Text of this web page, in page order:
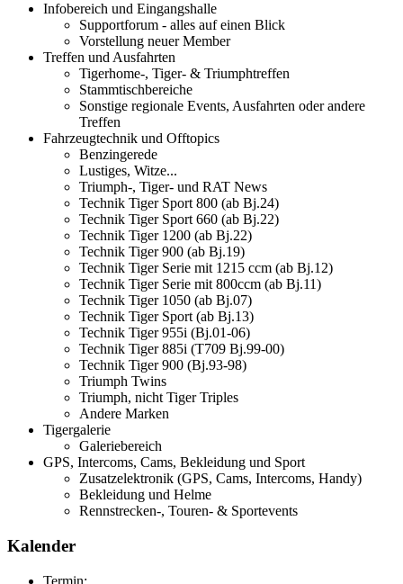
Infobereich und Eingangshalle
Supportforum - alles auf einen Blick
Vorstellung neuer Member
Treffen und Ausfahrten
Tigerhome-, Tiger- & Triumphtreffen
Stammtischbereiche
Sonstige regionale Events, Ausfahrten oder andere
Treffen
Fahrzeugtechnik und Offtopics
Benzingerede
Lustiges, Witze...
Triumph-, Tiger- und RAT News
Technik Tiger Sport 800 (ab Bj.24)
Technik Tiger Sport 660 (ab Bj.22)
Technik Tiger 1200 (ab Bj.22)
Technik Tiger 900 (ab Bj.19)
Technik Tiger Serie mit 1215 ccm (ab Bj.12)
Technik Tiger Serie mit 800ccm (ab Bj.11)
Technik Tiger 1050 (ab Bj.07)
Technik Tiger Sport (ab Bj.13)
Technik Tiger 955i (Bj.01-06)
Technik Tiger 885i (T709 Bj.99-00)
Technik Tiger 900 (Bj.93-98)
Triumph Twins
Triumph, nicht Tiger Triples
Andere Marken
Tigergalerie
Galeriebereich
GPS, Intercoms, Cams, Bekleidung und Sport
Zusatzelektronik (GPS, Cams, Intercoms, Handy)
Bekleidung und Helme
Rennstrecken-, Touren- & Sportevents
Kalender
Termin: